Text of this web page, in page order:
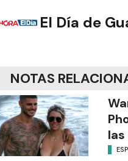
El Día de
NOTAS